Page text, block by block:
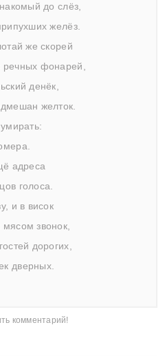
до слёз,
желёз.
же скорей
речных фонарей,
денёк,
желток.
адреса
голоса.
и в висок
звонок,
дорогих,
дверных.
комментарий!